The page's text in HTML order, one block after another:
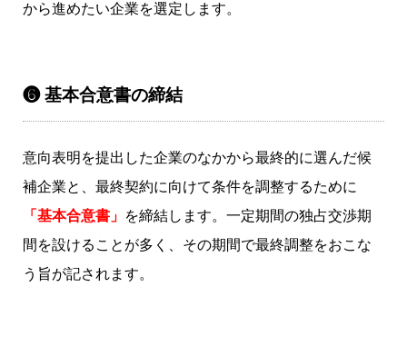
から進めたい企業を選定します。
❻ 基本合意書の締結
意向表明を提出した企業のなかから最終的に選んだ候
補企業と、最終契約に向けて条件を調整するために
「基本合意書」 を締結します。一定期間の独占交渉期
間を設けることが多く、その期間で最終調整をおこな
う旨が記されます。